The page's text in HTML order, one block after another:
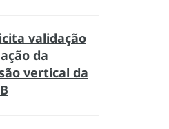
validação
da
vertical da